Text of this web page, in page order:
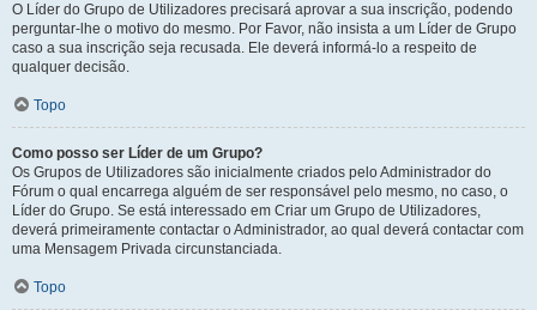
O Líder do Grupo de Utilizadores precisará aprovar a sua inscrição, podendo
perguntar-lhe o motivo do mesmo. Por Favor, não insista a um Líder de Grupo
caso a sua inscrição seja recusada. Ele deverá informá-lo a respeito de
qualquer decisão.
Topo
Como posso ser Líder de um Grupo?
Os Grupos de Utilizadores são inicialmente criados pelo Administrador do
Fórum o qual encarrega alguém de ser responsável pelo mesmo, no caso, o
Líder do Grupo. Se está interessado em Criar um Grupo de Utilizadores,
deverá primeiramente contactar o Administrador, ao qual deverá contactar com
uma Mensagem Privada circunstanciada.
Topo